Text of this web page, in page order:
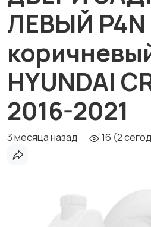
ЛЕВЫЙ P4N
HYUNDAI
2016-2021
3 месяца назад 16 (2